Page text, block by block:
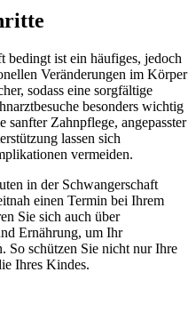
bedingt ist ein häufiges, jedoch
Veränderungen im Körper
sodass eine sorgfältige
besonders wichtig
Zahnpflege, angepasster
lassen sich
vermeiden.
in der Schwangerschaft
einen Termin bei Ihrem
Sie sich auch über
Ernährung, um Ihr
So schützen Sie nicht nur Ihre
Ihres Kindes.